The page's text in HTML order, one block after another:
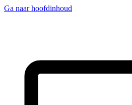
Ga naar hoofdinhoud